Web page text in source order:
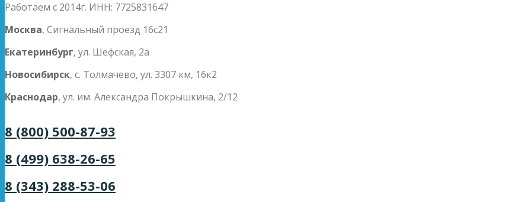
Работаем с 2014г. ИНН: 7725831647
Москва, Сигнальный проезд 16с21
Екатеринбург, ул. Шефская, 2а
Новосибирск, с. Толмачево, ул. 3307 км, 16к2
Краснодар, ул. им. Александра Покрышкина, 2/12
8 (800) 500-87-93
8 (499) 638-26-65
8 (343) 288-53-06